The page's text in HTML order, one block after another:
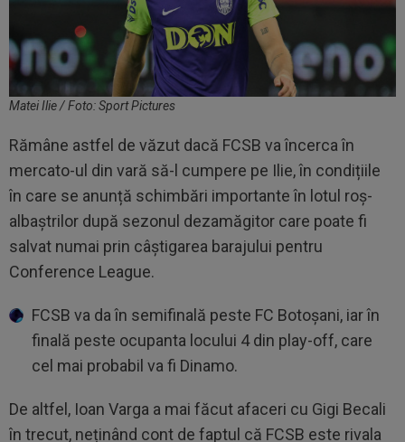
Matei Ilie / Foto: Sport Pictures
Rămâne astfel de văzut dacă FCSB va încerca în
mercato-ul din vară să-l cumpere pe Ilie, în condițiile
în care se anunță schimbări importante în lotul roș-
albaștrilor după sezonul dezamăgitor care poate fi
salvat numai prin câștigarea barajului pentru
Conference League.
FCSB va da în semifinală peste FC Botoșani, iar în
finală peste ocupanta locului 4 din play-off, care
cel mai probabil va fi Dinamo.
De altfel, Ioan Varga a mai făcut afaceri cu Gigi Becali
în trecut, neținând cont de faptul că FCSB este rivala